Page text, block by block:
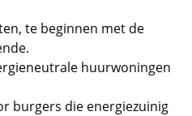
te beginnen met de
huurwoningen
burgers die energiezuinig